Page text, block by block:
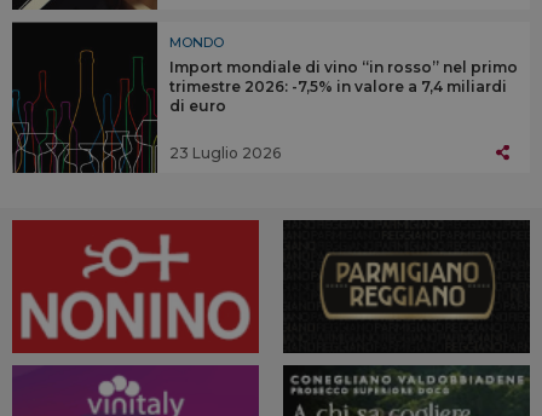
MONDO
Import mondiale di vino “in rosso” nel primo
trimestre 2026: -7,5% in valore a 7,4 miliardi
di euro
23 Luglio 2026